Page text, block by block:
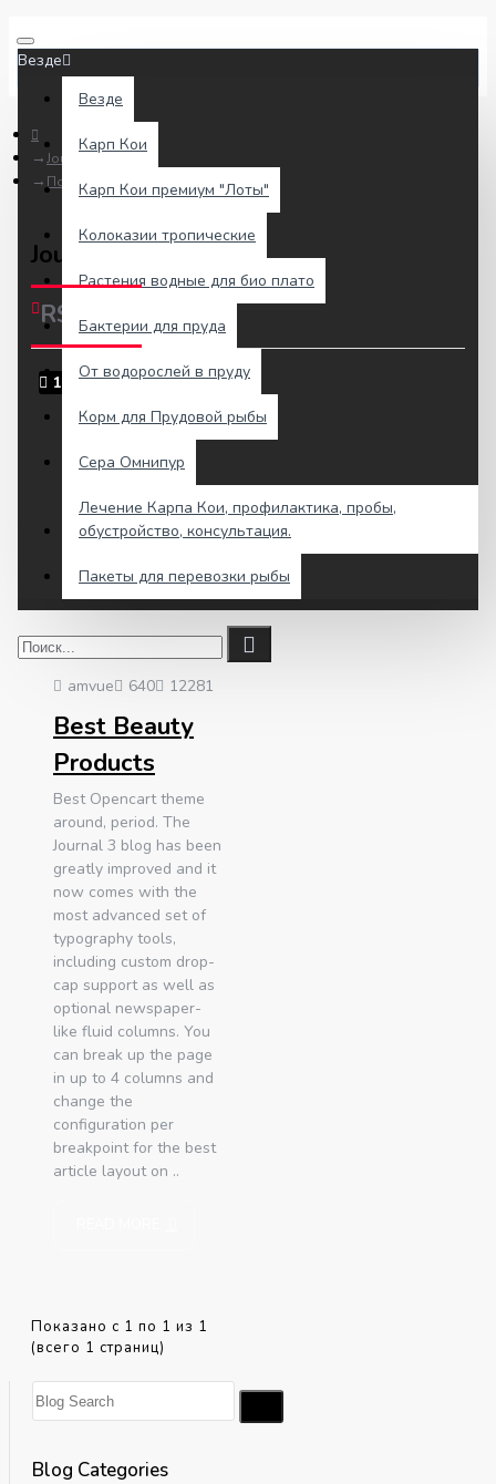
Везде
Везде
Карп Кои
Карп Кои премиум "Лоты"
Колоказии тропические
Растения водные для био плато
Бактерии для пруда
От водорослей в пруду
Корм для Прудовой рыбы
Сера Омнипур
Лечение Карпа Кои, профилактика, пробы,
обустройство, консультация.
Пакеты для перевозки рыбы
Journal Blog
Поиск
Journal Blog - ocean
RSS Feed
15 сент.
amvue 640 12281
Best Beauty
Products
Best Opencart theme
around, period. The
Journal 3 blog has been
greatly improved and it
now comes with the
most advanced set of
typography tools,
including custom drop-
cap support as well as
optional newspaper-
like fluid columns. You
can break up the page
in up to 4 columns and
change the
configuration per
breakpoint for the best
article layout on ..
Показано с 1 по 1 из 1
(всего 1 страниц)
Blog Categories